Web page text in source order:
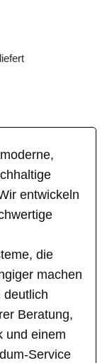
entwickeln
die
machen
deutlich
Beratung,
und einem
Service